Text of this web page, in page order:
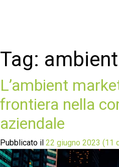
Tag:
L’ambient
frontiera nella
aziendale
Pubblicato il 22 giugno 2023 (11